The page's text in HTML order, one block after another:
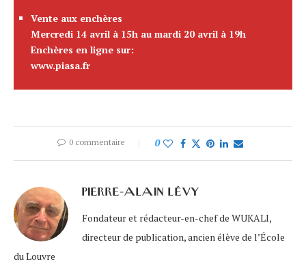
Vente aux enchères
Mercredi 14 avril à 15h au mardi 20 avril à 19h
Enchères en ligne sur:
www.piasa.fr
0 commentaire 0
PIERRE-ALAIN LÉVY
Fondateur et rédacteur-en-chef de WUKALI,
directeur de publication, ancien élève de l’École
du Louvre